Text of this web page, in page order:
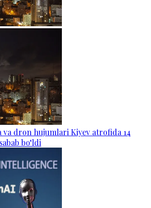
va dron hujumlari Kiyev atrofida 14
bo‘ldi